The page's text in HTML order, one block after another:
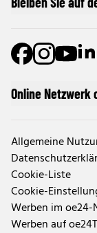
Online Netzwerk
Allgemeine
Cookie-Liste
Cookie-
Werben im
Werben auf